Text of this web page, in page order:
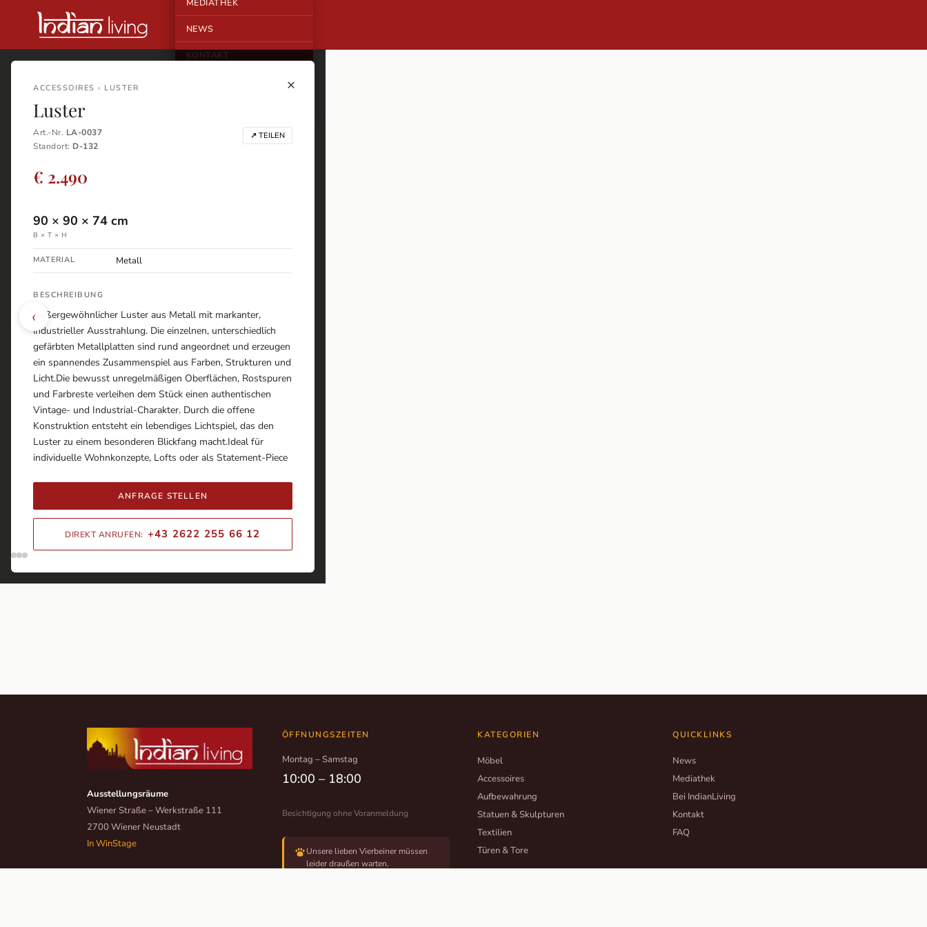
MEDIATHEK
NEWS
KONTAKT
×
‹
ACCESSOIRES › LUSTER
Luster
Art.-Nr. LA-0037
Standort: D-132
↗ TEILEN
€ 2.490
90 × 90 × 74 cm
B × T × H
MATERIAL Metall
BESCHREIBUNG
Außergewöhnlicher Luster aus Metall mit markanter,
industrieller Ausstrahlung. Die einzelnen, unterschiedlich
gefärbten Metallplatten sind rund angeordnet und erzeugen
ein spannendes Zusammenspiel aus Farben, Strukturen und
Licht.Die bewusst unregelmäßigen Oberflächen, Rostspuren
und Farbreste verleihen dem Stück einen authentischen
Vintage- und Industrial-Charakter. Durch die offene
Konstruktion entsteht ein lebendiges Lichtspiel, das den
Luster zu einem besonderen Blickfang macht.Ideal für
individuelle Wohnkonzepte, Lofts oder als Statement-Piece
ANFRAGE STELLEN
DIREKT ANRUFEN: +43 2622 255 66 12
Ausstellungsräume
Wiener Straße – Werkstraße 111
2700 Wiener Neustadt
In WinStage
ÖFFNUNGSZEITEN
Montag – Samstag
10:00 – 18:00
Besichtigung ohne Voranmeldung
Unsere lieben Vierbeiner müssen
leider draußen warten.
KATEGORIEN
Möbel
Accessoires
Aufbewahrung
Statuen & Skulpturen
Textilien
Türen & Tore
QUICKLINKS
News
Mediathek
Bei IndianLiving
Kontakt
FAQ